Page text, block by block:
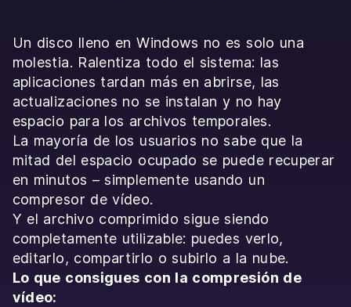
Un disco lleno en Windows no es solo una
molestia. Ralentiza todo el sistema: las
aplicaciones tardan más en abrirse, las
actualizaciones no se instalan y no hay
espacio para los archivos temporales.
La mayoría de los usuarios no sabe que la
mitad del espacio ocupado se puede recuperar
en minutos – simplemente usando un
compresor de vídeo.
Y el archivo comprimido sigue siendo
completamente utilizable: puedes verlo,
editarlo, compartirlo o subirlo a la nube.
Lo que consigues con la compresión de
vídeo: